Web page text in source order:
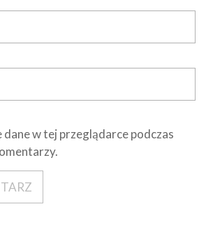
w tej przeglądarce podczas